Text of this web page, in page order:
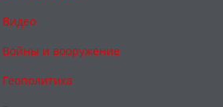
Видео
Войны и вооружение
Геополитика